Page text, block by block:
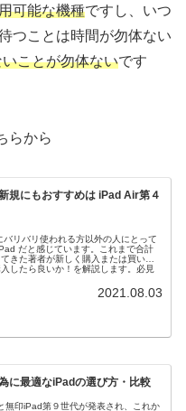
可能な機種ですし、いつ
つことは時間が勿体ない
ことが勿体ないです
らから
規にもおすすめは iPad Air第４
バリバリ使われる方以外の人にとって
だと感じています。これまで合計
きた著者が新しく購入または買い替
したら良いか！を解説します。必見
2021.08.03
に最適なiPadの選び方・比較
無印iPad第９世代が発表され、これか